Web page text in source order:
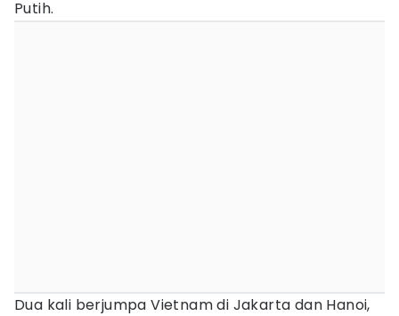
Putih.
Dua kali berjumpa Vietnam di Jakarta dan Hanoi,